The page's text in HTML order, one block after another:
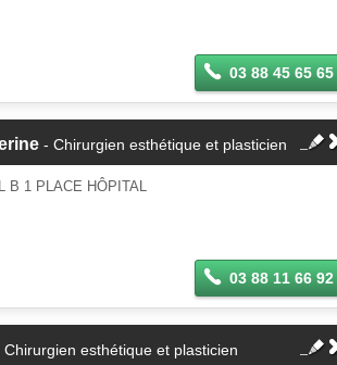
03 88 45 65 65
- Chirurgien esthétique et plasticien
B 1 PLACE HÔPITAL
03 88 11 66 92
Chirurgien esthétique et plasticien